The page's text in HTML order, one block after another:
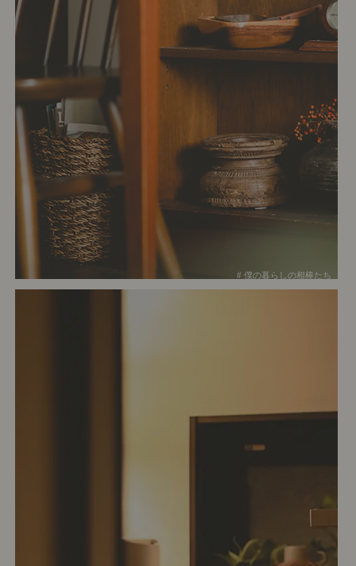
# 僕の暮らしの相棒たち